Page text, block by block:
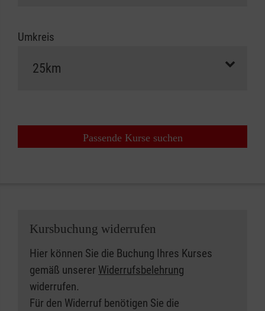
Umkreis
Passende Kurse suchen
Kursbuchung widerrufen
Hier können Sie die Buchung Ihres Kurses
gemäß unserer Widerrufsbelehrung
widerrufen.
Für den Widerruf benötigen Sie die